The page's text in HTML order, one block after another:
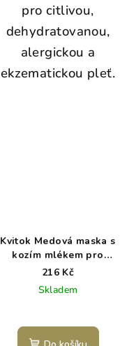
pro citlivou,
dehydratovanou,
alergickou a
ekzematickou pleť.
Kvitok Medová maska s
kozím mlékem pro
suchou/citlivou pleť 30 ml
216 Kč
Skladem